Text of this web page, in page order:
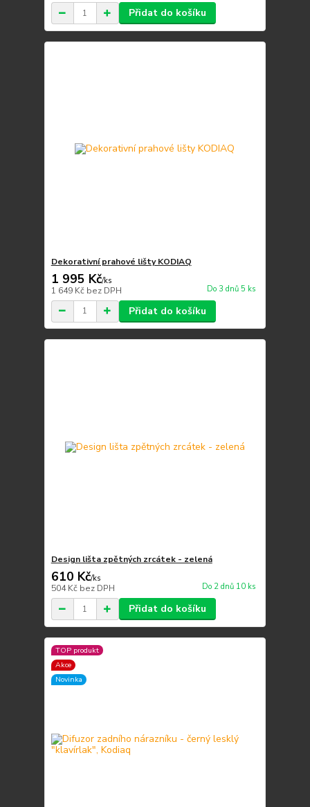
Přidat do košíku
Dekorativní prahové lišty KODIAQ
1 995 Kč/ks
1 649 Kč bez DPH Do 3 dnů 5 ks
Přidat do košíku
Design lišta zpětných zrcátek - zelená
610 Kč/ks
504 Kč bez DPH Do 2 dnů 10 ks
Přidat do košíku
TOP produkt
Akce
Novinka